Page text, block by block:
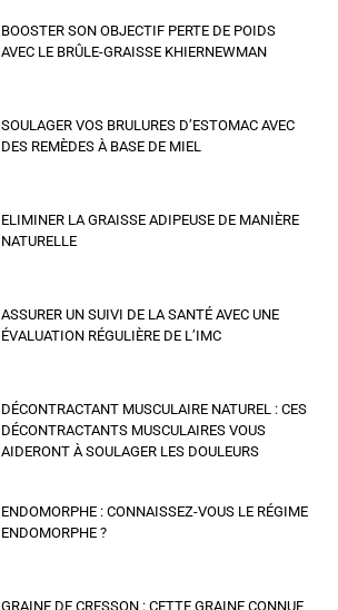
BOOSTER SON OBJECTIF PERTE DE POIDS
AVEC LE BRÛLE-GRAISSE KHIERNEWMAN
SOULAGER VOS BRULURES D’ESTOMAC AVEC
DES REMÈDES À BASE DE MIEL
ELIMINER LA GRAISSE ADIPEUSE DE MANIÈRE
NATURELLE
ASSURER UN SUIVI DE LA SANTÉ AVEC UNE
ÉVALUATION RÉGULIÈRE DE L’IMC
DÉCONTRACTANT MUSCULAIRE NATUREL : CES
DÉCONTRACTANTS MUSCULAIRES VOUS
AIDERONT À SOULAGER LES DOULEURS
ENDOMORPHE : CONNAISSEZ-VOUS LE RÉGIME
ENDOMORPHE ?
GRAINE DE CRESSON : CETTE GRAINE CONNUE